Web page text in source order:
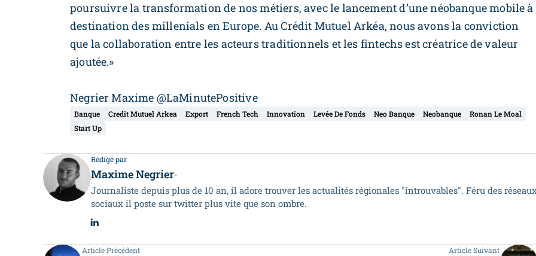
poursuivre la transformation de nos métiers, avec le lancement d’une néobanque mobile à
destination des millenials en Europe. Au Crédit Mutuel Arkéa, nous avons la conviction
que la collaboration entre les acteurs traditionnels et les fintechs est créatrice de valeur
ajoutée.»
Negrier Maxime @LaMinutePositive
Banque Credit Mutuel Arkea Export French Tech Innovation Levée De Fonds Neo Banque Neobanque
Ronan Le Moal
Start Up
Rédigé par
Maxime Negrier-
Journaliste depuis plus de 10 an, il adore trouver les actualités régionales "introuvables". Féru des
sociaux il poste sur twitter plus vite que son ombre.
Article Précédent Article Suivant